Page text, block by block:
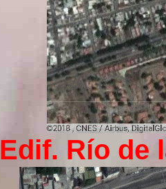
Edif. Río de